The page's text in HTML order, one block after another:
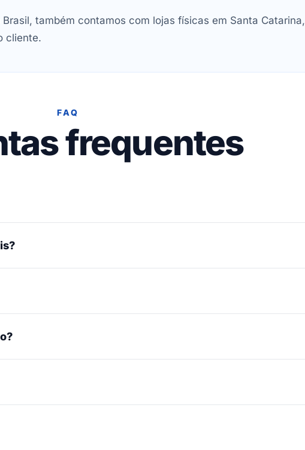
também contamos com lojas físicas em Santa Catarina,
cliente.
FAQ
frequentes